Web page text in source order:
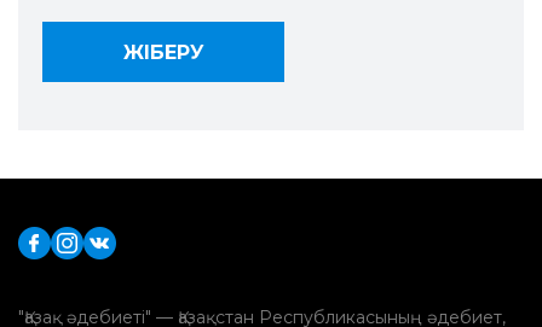
"Қазақ әдебиеті" — Қазақстан Республикасының әдебиет,